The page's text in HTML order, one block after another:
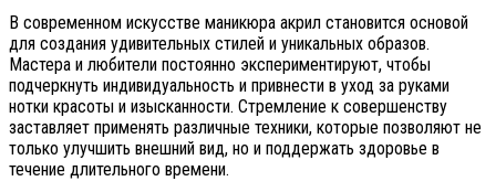
В современном искусстве маникюра акрил становится основой
для создания удивительных стилей и уникальных образов.
Мастера и любители постоянно экспериментируют, чтобы
подчеркнуть индивидуальность и привнести в уход за руками
нотки красоты и изысканности. Стремление к совершенству
заставляет применять различные техники, которые позволяют не
только улучшить внешний вид, но и поддержать здоровье в
течение длительного времени.